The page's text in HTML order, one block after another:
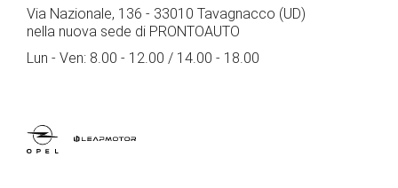
Via Nazionale, 136 - 33010 Tavagnacco (UD)
nella nuova sede di PRONTOAUTO
Lun - Ven: 8.00 - 12.00 / 14.00 - 18.00